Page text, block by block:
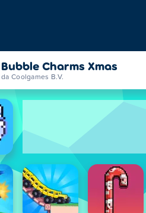
Bubble Charms Xmas
da Coolgames B.V.